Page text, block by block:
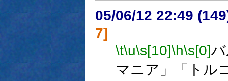
05/06/12 22:49
7]
\t\u\s[10]\h\s[0]
マニア」「トル